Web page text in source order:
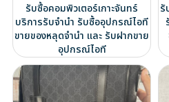
รับซื้อคอมพิวเตอร์เกาะจันทร์
บริการรับจำนำ รับซื้ออุปกรณ์ไอที
ขายของหลุดจำนำ และ รับฝากขาย
อุปกรณ์ไอที
รั